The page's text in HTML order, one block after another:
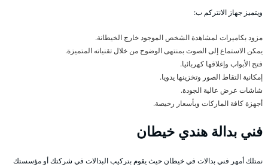
ويتميز جهاز الانتركم ب:
مزود بكاميرات لمشاهدة الشخص الموجود خارج الخيطانة.
يمكن الاستماع إلى الصوت بمنتهى الوضوح من خلال تقنياته المتميزة.
فتح الأبواب وإغلاقها كهربائيا.
إمكانية التقاط الصور وتخزينها يدويا.
شاشات عرض عالية الجودة.
أجهزة كافة الماركات وبأسعار رخيصة.
فني بدالة هندي خيطان
نمتلك أمهر فني بدالات في خيطان حيث يقوم بتركيب البدالات في شركتك أو مؤسستك